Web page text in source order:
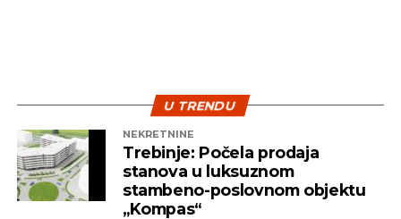
prethodnog dogovora iza zatvorenih vrata, bez
Capital
U TRENDU
NEKRETNINE
Trebinje: Počela prodaja
stanova u luksuznom
stambeno-poslovnom objektu
„Kompas“